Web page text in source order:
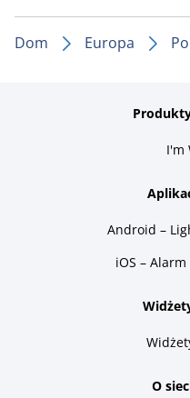
Dom Europa
I'm
Android –
iOS –
O